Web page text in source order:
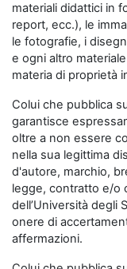
materiali didattici in
report, ecc.), le
le fotografie, i
e ogni altro
materia di proprietà
Colui che pubblica
garantisce
oltre a non essere
nella sua legittima
d'autore, marchio,
legge, contratto e/o
dell’Università degli
onere di
affermazioni.